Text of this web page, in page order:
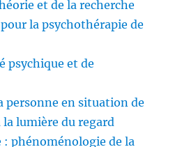
et de la recherche
la psychothérapie de
psychique et de
personne en situation de
lumière du regard
phénoménologie de la